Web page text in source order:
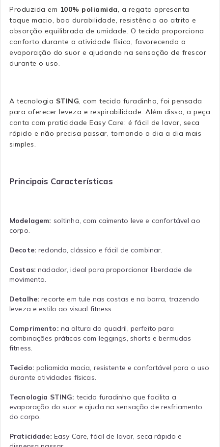
Produzida em 100% poliamida , a regata apresenta
toque macio, boa durabilidade, resistência ao atrito e
absorção equilibrada de umidade. O tecido proporciona
conforto durante a atividade física, favorecendo a
evaporação do suor e ajudando na sensação de frescor
durante o uso.
A tecnologia STING , com tecido furadinho, foi pensada
para oferecer leveza e respirabilidade. Além disso, a peça
conta com praticidade Easy Care: é fácil de lavar, seca
rápido e não precisa passar, tornando o dia a dia mais
simples.
Principais Características
Modelagem: soltinha, com caimento leve e confortável ao
corpo.
Decote: redondo, clássico e fácil de combinar.
Costas: nadador, ideal para proporcionar liberdade de
movimento.
Detalhe: recorte em tule nas costas e na barra, trazendo
leveza e estilo ao visual fitness.
Comprimento: na altura do quadril, perfeito para
combinações práticas com leggings, shorts e bermudas
fitness.
Tecido: poliamida macia, resistente e confortável para o uso
durante atividades físicas.
Tecnologia STING: tecido furadinho que facilita a
evaporação do suor e ajuda na sensação de resfriamento
do corpo.
Praticidade: Easy Care, fácil de lavar, seca rápido e